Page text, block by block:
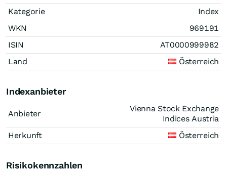
Kategorie
Index
WKN
969191
ISIN
AT0000999982
Land
Österreich
Indexanbieter
Anbieter
Vienna Stock Exchange
Indices Austria
Herkunft
Österreich
Risikokennzahlen